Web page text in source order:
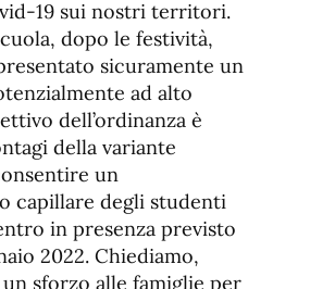
19 sui nostri territori.
dopo le festività,
sicuramente un
ad alto
dell’ordinanza è
della variante
un
capillare degli studenti
in presenza previsto
2022. Chiediamo,
sforzo alle famiglie per